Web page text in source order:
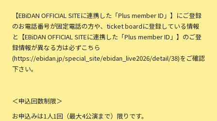
【EBiDAN OFFICIAL SITEに連携した「Plus member ID」】にご登録
のお電話番号が固定電話の方や、ticket boardに登録している情報
と【EBiDAN OFFICIAL SITEに連携した「Plus member ID」】のご登
録情報が異なる方は必ずこちら
(https://ebidan.jp/special_site/ebidan_live2026/detail/38)をご確認
下さい。
＜申込回数制限＞
お申込みは1人1回（最大4公演まで）限りです。